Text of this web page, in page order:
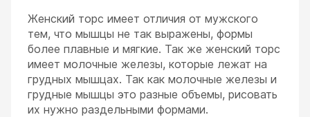
Женский торс имеет отличия от мужского
тем, что мышцы не так выражены, формы
более плавные и мягкие. Так же женский торс
имеет молочные железы, которые лежат на
грудных мышцах. Так как молочные железы и
грудные мышцы это разные объемы, рисовать
их нужно раздельными формами.